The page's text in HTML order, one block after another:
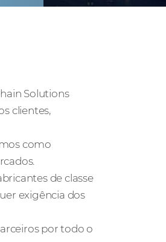
Solutions
clientes,
como
de classe
exigência dos
por todo o